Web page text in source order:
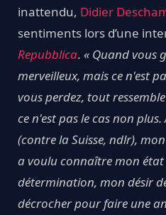
inattendu, Didier
sentiments lors d’une
Repubblica. « Quand vous
merveilleux, mais ce n'est
vous perdez, tout
ce n'est pas le cas non
(contre la Suisse, ndlr),
a voulu connaître mon état
détermination, mon désir
décrocher pour faire une